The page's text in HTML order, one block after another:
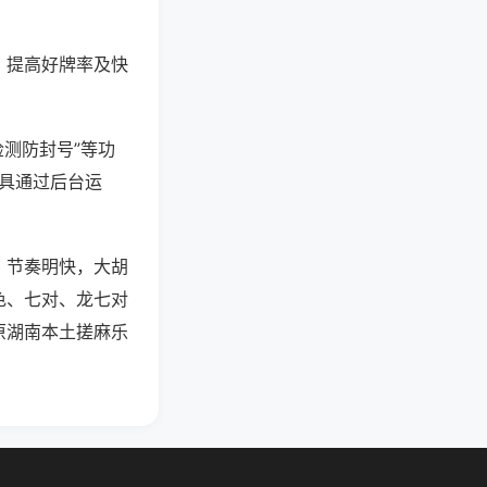
提高好牌率及快
防封号”等功
通过后台运
奏明快，大胡
、七对、龙七对
南本土搓麻乐